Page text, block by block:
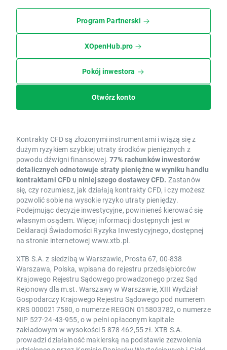
Program Partnerski
XOpenHub.pro
Pokój inwestora
Otwórz konto
Kontrakty CFD są złożonymi instrumentami i wiążą się z
dużym ryzykiem szybkiej utraty środków pieniężnych z
powodu dźwigni finansowej. 77% rachunków inwestorów
detalicznych odnotowuje straty pieniężne w wyniku handlu
kontraktami CFD u niniejszego dostawcy CFD. Zastanów
się, czy rozumiesz, jak działają kontrakty CFD, i czy możesz
pozwolić sobie na wysokie ryzyko utraty pieniędzy.
Podejmując decyzje inwestycyjne, powinieneś kierować się
własnym osądem. Więcej informacji dostępnych jest w
Deklaracji Świadomości Ryzyka Inwestycyjnego, dostępnej
na stronie internetowej www.xtb.pl.
XTB S.A. z siedzibą w Warszawie, Prosta 67, 00-838
Warszawa, Polska, wpisana do rejestru przedsiębiorców
Krajowego Rejestru Sądowego prowadzonego przez Sąd
Rejonowy dla m.st. Warszawy w Warszawie, XIII Wydział
Gospodarczy Krajowego Rejestru Sądowego pod numerem
KRS 0000217580, o numerze REGON 015803782, o numerze
NIP 527-24-43-955, o w pełni opłaconym kapitale
zakładowym w wysokości 5 878 462,55 zł. XTB S.A.
prowadzi działalność maklerską na podstawie zezwolenia